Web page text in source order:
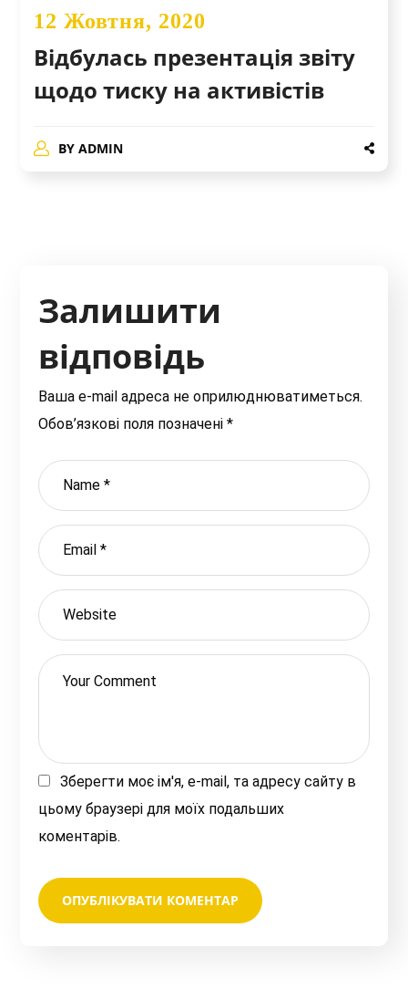
12 Жовтня, 2020
Відбулась презентація звіту
щодо тиску на активістів
BY ADMIN
Залишити
відповідь
Ваша e-mail адреса не оприлюднюватиметься.
Обов’язкові поля позначені*
Зберегти моє ім'я, e-mail, та адресу сайту в
цьому браузері для моїх подальших
коментарів.